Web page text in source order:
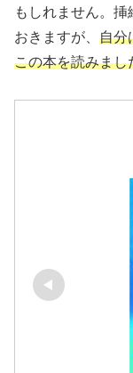
もしれません。
おきますが、 自分
この本を読みまし